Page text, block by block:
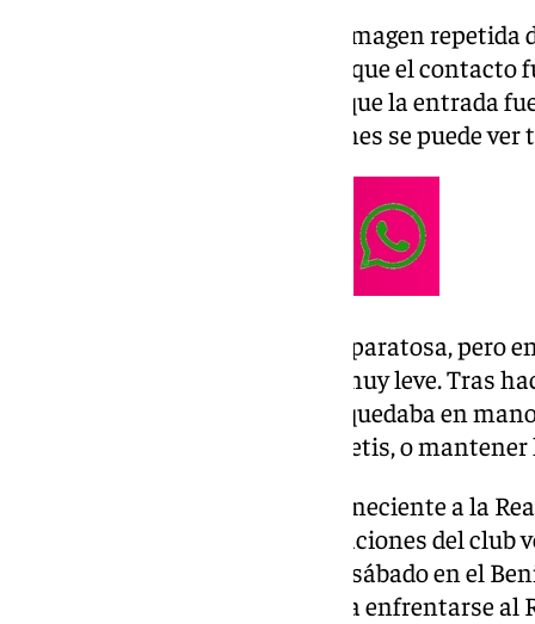
El Real Betis, después de ver la imagen
que iba a recurrir la sanción, ya que el
partido, Alberola Rojas recogió que la entrada
excesiva», cuando en las imágenes se puede
La jugada en vivo resultó muy aparatosa, pero
como el impacto de Antony es muy leve. Tras
de la entidad verdiblanca, todo quedaba en
debía decidir si dar la razón al Betis, o
Finalmente, el organismo perteneciente a la
ha decidido estimar las reclamaciones del club
disputar el partido del próximo sábado en el
brasileño estará disponible para enfrentarse al